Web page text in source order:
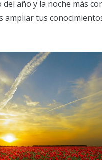
año y la noche más
ampliar tus